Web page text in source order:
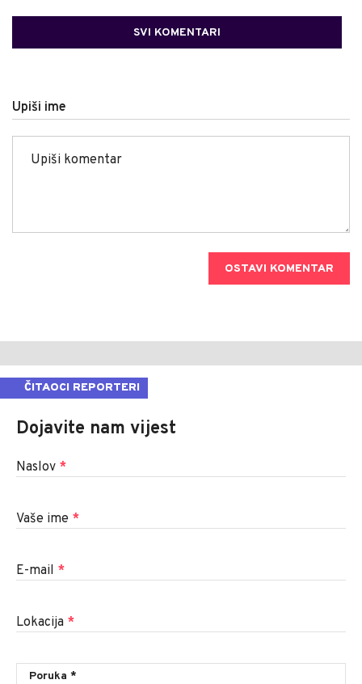
SVI KOMENTARI
Upiši ime
OSTAVI KOMENTAR
ČITAOCI REPORTERI
Dojavite nam vijest
Naslov *
Vaše ime *
E-mail *
Lokacija *